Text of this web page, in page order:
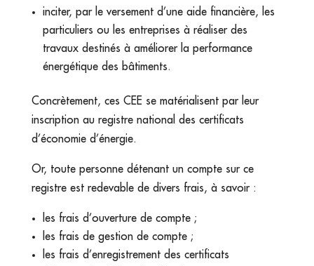
inciter, par le versement d’une aide financière, les
particuliers ou les entreprises à réaliser des
travaux destinés à améliorer la performance
énergétique des bâtiments.
Concrètement, ces CEE se matérialisent par leur
inscription au registre national des certificats
d’économie d’énergie.
Or, toute personne détenant un compte sur ce
registre est redevable de divers frais, à savoir :
les frais d’ouverture de compte ;
les frais de gestion de compte ;
les frais d’enregistrement des certificats